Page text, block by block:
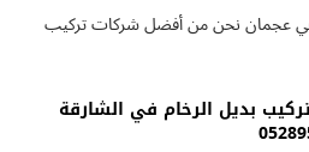
عجمان نحن من أفضل شركات تركيب
بديل الرخام في الشارقة